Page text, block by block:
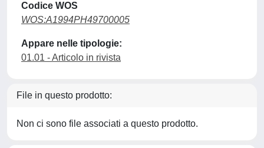
Codice WOS
WOS:A1994PH49700005
Appare nelle tipologie:
01.01 - Articolo in rivista
File in questo prodotto:
Non ci sono file associati a questo prodotto.